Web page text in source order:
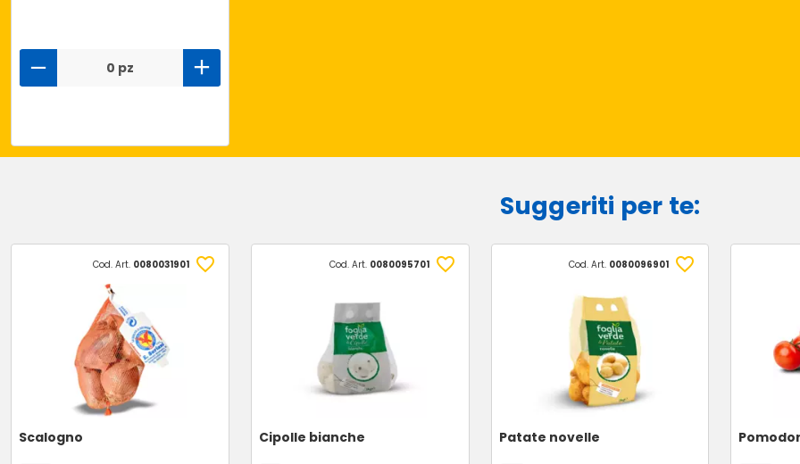
0 pz
Suggeriti per te:
Cod. Art. 0080031901
Scalogno
Cod. Art. 0080095701
Cipolle bianche
Cod. Art. 0080096901
Patate novelle